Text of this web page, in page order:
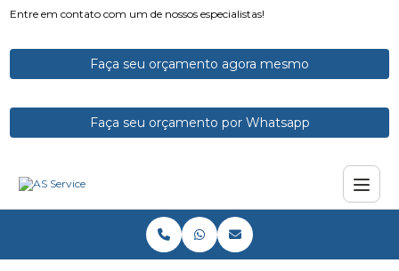
Entre em contato com um de nossos especialistas!
Faça seu orçamento agora mesmo
Faça seu orçamento por Whatsapp